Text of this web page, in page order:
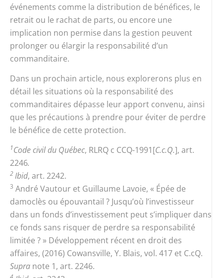
événements comme la distribution de bénéfices, le
retrait ou le rachat de parts, ou encore une
implication non permise dans la gestion peuvent
prolonger ou élargir la responsabilité d’un
commanditaire.
Dans un prochain article, nous explorerons plus en
détail les situations où la responsabilité des
commanditaires dépasse leur apport convenu, ainsi
que les précautions à prendre pour éviter de perdre
le bénéfice de cette protection.
1Code civil du Québec, RLRQ c CCQ-1991[C.c.Q.], art.
2246.
2Ibid, art. 2242.
3 André Vautour et Guillaume Lavoie, « Épée de
damoclès ou épouvantail ? Jusqu’où l’investisseur
dans un fonds d’investissement peut s’impliquer dans
ce fonds sans risquer de perdre sa responsabilité
limitée ? » Développement récent en droit des
affaires, (2016) Cowansville, Y. Blais, vol. 417 et C.cQ.
Supra note 1, art. 2246.